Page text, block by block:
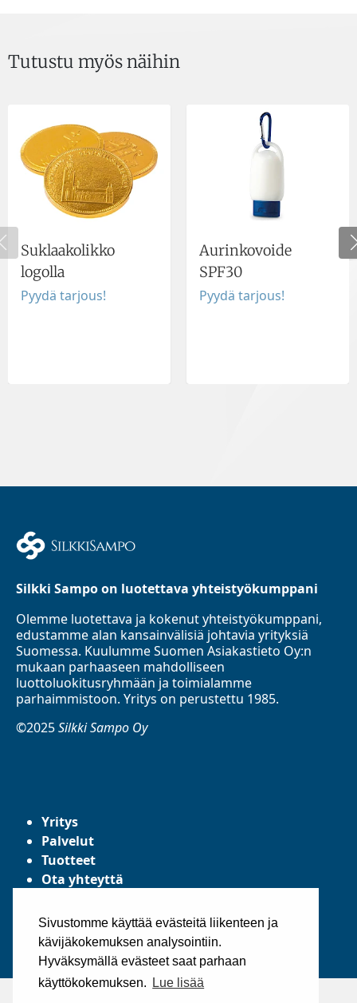
Sivustomme käyttää evästeitä liikenteen ja
kävijäkokemuksen analysointiin.
Hyväksymällä evästeet saat parhaan
käyttökokemuksen.
Lue lisää
Tutustu myös näihin
Suklaakolikko
logolla
Pyydä tarjous!
Aurinkovoide
SPF30
Pyydä tarjous!
Silkki Sampo on luotettava yhteistyökumppani
Olemme luotettava ja kokenut yhteistyökumppani,
edustamme alan kansainvälisiä johtavia yrityksiä
Suomessa. Kuulumme Suomen Asiakastieto Oy:n
mukaan parhaaseen mahdolliseen
luottoluokitusryhmään ja toimialamme
parhaimmistoon. Yritys on perustettu 1985.
©2025Silkki Sampo Oy
Yritys
Palvelut
Tuotteet
Ota yhteyttä
Yleiset toimitusehdot